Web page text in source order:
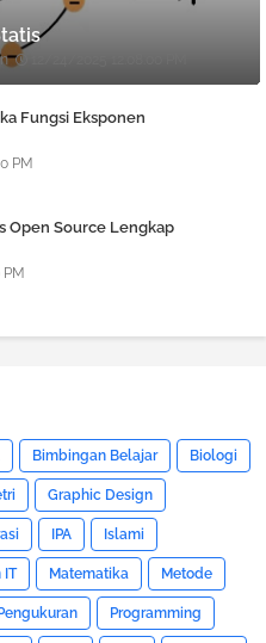
Fungsi Eksponen
PM
Open Source Lengkap
Bimbingan Belajar Biologi
Graphic Design
IPA Islami
IT Matematika Metode
Pengukuran Programming